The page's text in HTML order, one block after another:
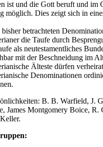
ist und die Gott beruft und im
möglich. Dies zeigt sich in
betrachteten
die Taufe durch
als neutestamentliches
mit der Beschneidung im
Älteste dürfen
Denominationen
B. B. Warfield, J.
James Montgomery Boice, R.